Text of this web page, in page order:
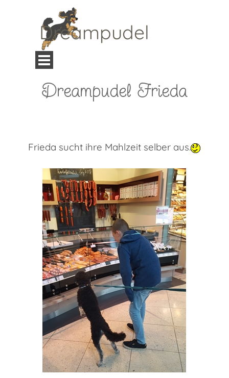
Dreampudel
Menü überspringen
Dreampudel Frieda
Frieda sucht ihre Mahlzeit selber aus.